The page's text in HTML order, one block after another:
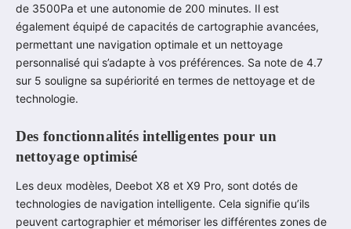
de 3500Pa et une autonomie de 200 minutes. Il est
également équipé de capacités de cartographie avancées,
permettant une navigation optimale et un nettoyage
personnalisé qui s’adapte à vos préférences. Sa note de 4.7
sur 5 souligne sa supériorité en termes de nettoyage et de
technologie.
Des fonctionnalités intelligentes pour un
nettoyage optimisé
Les deux modèles, Deebot X8 et X9 Pro, sont dotés de
technologies de navigation intelligente. Cela signifie qu’ils
peuvent cartographier et mémoriser les différentes zones de